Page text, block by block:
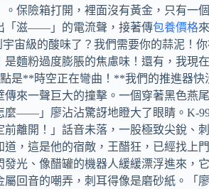
保險箱打開，裡面沒有黃金，只有一
「滋——」的電流聲，接著傳包養價格
宙級的酸味了？我們需要你的蒜泥！
麵粉過度膨脹的焦慮味！還有，我現
是**時空正在彎曲！**我們的推進器
一聲巨大的撞擊。一個穿著黑色燕
——」廖沾沾驚訝地瞪大了眼睛。K-
離開！」話音未落，一股極致尖銳、
，這是他的宿敵，王醋狂，已經找上
光、像醋罐的機器人緩緩漂浮進來，
回音的嘲弄，刺耳得像是磨砂紙。「